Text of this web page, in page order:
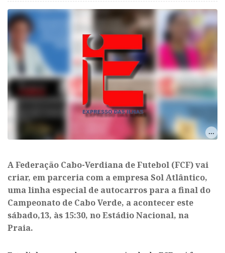
A Federação Cabo-Verdiana de Futebol (FCF) vai
criar, em parceria com a empresa Sol Atlântico,
uma linha especial de autocarros para a final do
Campeonato de Cabo Verde, a acontecer este
sábado,13, às 15:30, no Estádio Nacional, na
Praia.